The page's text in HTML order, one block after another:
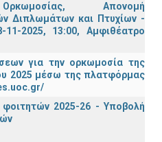
Απονομή
Διπλωμάτων και Πτυχίων -
11-2025, 13:00, Αμφιθέατρο
για την ορκωμοσία της
2025 μέσω της πλατφόρμας
2025-26 - Υποβολή